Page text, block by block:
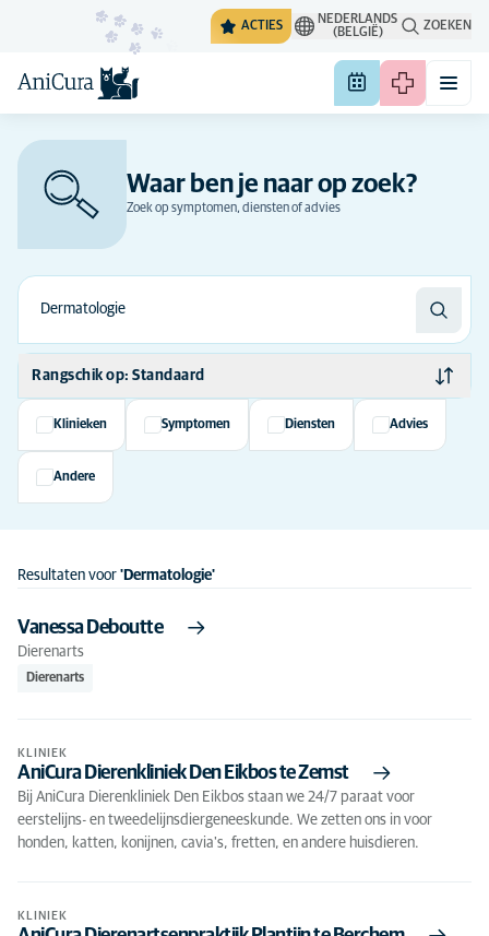
ACTIES
NEDERLANDS
(BELGIË)
ZOEKEN
Waar ben je naar op zoek?
Zoek op symptomen, diensten of advies
Rangschik op: Standaard
Standaard
Alfabetisch
Klinieken Symptomen Diensten Advies
Andere
Resultaten voor 'Dermatologie'
Vanessa Deboutte
Dierenarts
Dierenarts
KLINIEK
AniCura Dierenkliniek Den Eikbos te Zemst
Bij AniCura Dierenkliniek Den Eikbos staan we 24/7 paraat voor
eerstelijns- en tweedelijnsdiergeneeskunde. We zetten ons in voor
honden, katten, konijnen, cavia's, fretten, en andere huisdieren.
KLINIEK